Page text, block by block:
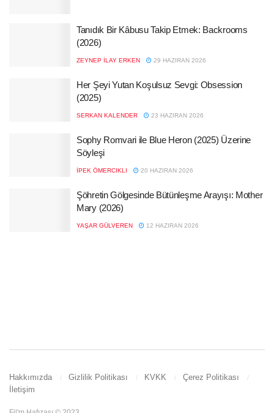
Tanıdık Bir Kâbusu Takip Etmek: Backrooms
(2026)
ZEYNEP İLAY ERKEN 29 HAZIRAN 2026
Her Şeyi Yutan Koşulsuz Sevgi: Obsession
(2025)
SERKAN KALENDER 23 HAZIRAN 2026
Sophy Romvari ile Blue Heron (2025) Üzerine
Söyleşi
İPEK ÖMERCIKLI 20 HAZIRAN 2026
Şöhretin Gölgesinde Bütünleşme Arayışı: Mother
Mary (2026)
YAŞAR GÜLVEREN 12 HAZIRAN 2026
Hakkımızda Gizlilik Politikası KVKK
Çerez Politikası
İletişim